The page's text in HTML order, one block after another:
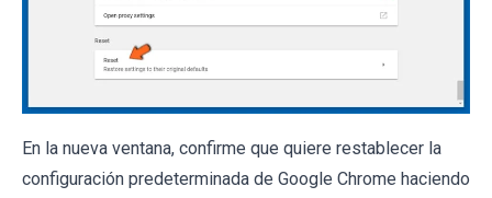
En la nueva ventana, confirme que quiere restablecer la
configuración predeterminada de Google Chrome haciendo